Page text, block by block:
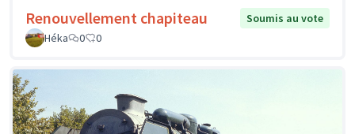
Renouvellement chapiteau
Soumis au vote
Héka
0 0